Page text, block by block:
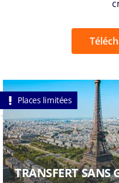
Places limitées
TRANSFERT SANS